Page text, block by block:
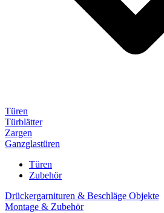
Türen
Türblätter
Zargen
Ganzglastüren
Türen
Zubehör
Drückergarnituren & Beschläge Objekte
Montage & Zubehör